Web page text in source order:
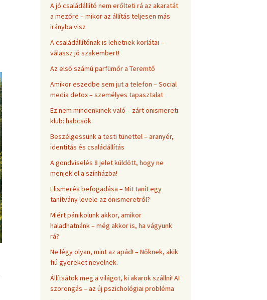
A jó családállító nem erőlteti rá az akaratát
a mezőre – mikor az állítás teljesen más
irányba visz
A családállítónak is lehetnek korlátai –
válassz jó szakembert!
Az első számú parfümőr a Teremtő
Amikor eszedbe sem jut a telefon – Social
media detox – személyes tapasztalat
Ez nem mindenkinek való – zárt önismereti
klub: habcsók.
Beszélgessünk a testi tünettel – aranyér,
identitás és családállítás
A gondviselés 8 jelet küldött, hogy ne
menjek el a színházba!
Elismerés befogadása – Mit tanít egy
tanítvány levele az önismeretről?
Miért pánikolunk akkor, amikor
haladhatnánk – még akkor is, ha vágyunk
rá?
Ne légy olyan, mint az apád! – Nőknek, akik
fiú gyereket nevelnek.
Állítsátok meg a világot, ki akarok szállni! AI
szorongás – az új pszichológiai probléma